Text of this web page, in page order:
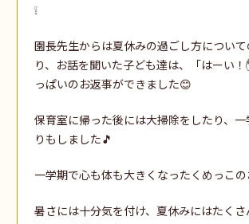
❕
園長先生からは夏休みの過ごし方につい
り、お話を聞いた子ども達は、「はーい！
っぱいのお返事ができました😊
保育室に帰った後には大掃除をしたり、
りもしました🎵
一学期で心も体も大きくなったくめっこの
暑さには十分気を付け、夏休みにはたく